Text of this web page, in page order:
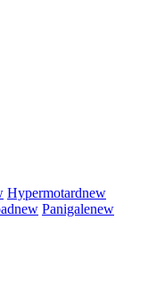
Hypermotardnew
new Panigalenew